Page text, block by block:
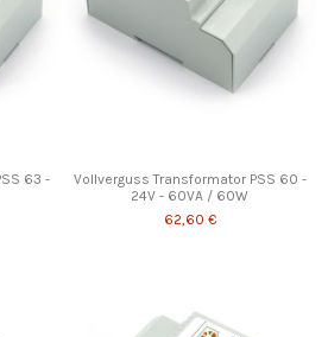
63 -
Vollverguss Transformator PSS 60 -
24V - 60VA / 60W
62,60 €